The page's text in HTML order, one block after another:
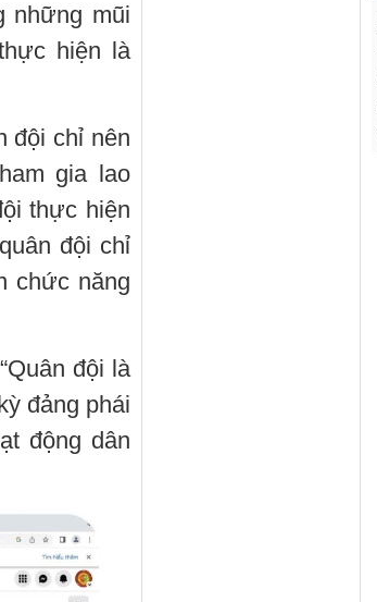
những mũi
hiện là
đội chỉ nên
gia lao
thực hiện
đội chỉ
chức năng
đội là
đảng phái
động dân